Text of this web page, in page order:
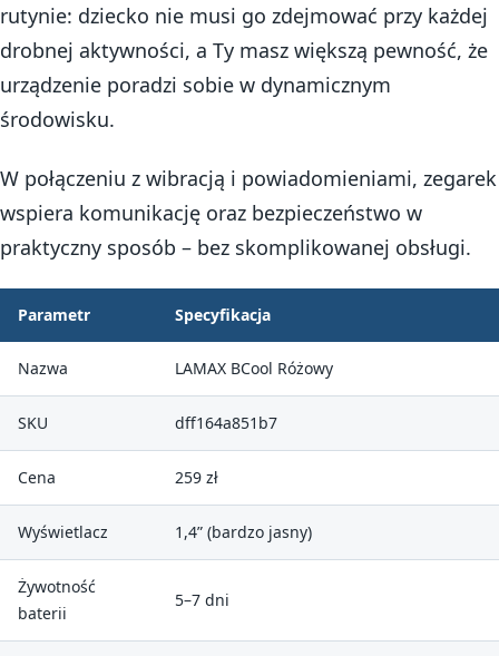
rutynie: dziecko nie musi go zdejmować przy każdej
drobnej aktywności, a Ty masz większą pewność, że
urządzenie poradzi sobie w dynamicznym
środowisku.
W połączeniu z wibracją i powiadomieniami, zegarek
wspiera komunikację oraz bezpieczeństwo w
praktyczny sposób – bez skomplikowanej obsługi.
Parametr Specyfikacja
Nazwa LAMAX BCool Różowy
SKU dff164a851b7
Cena 259 zł
Wyświetlacz 1,4” (bardzo jasny)
Żywotność
baterii
5–7 dni